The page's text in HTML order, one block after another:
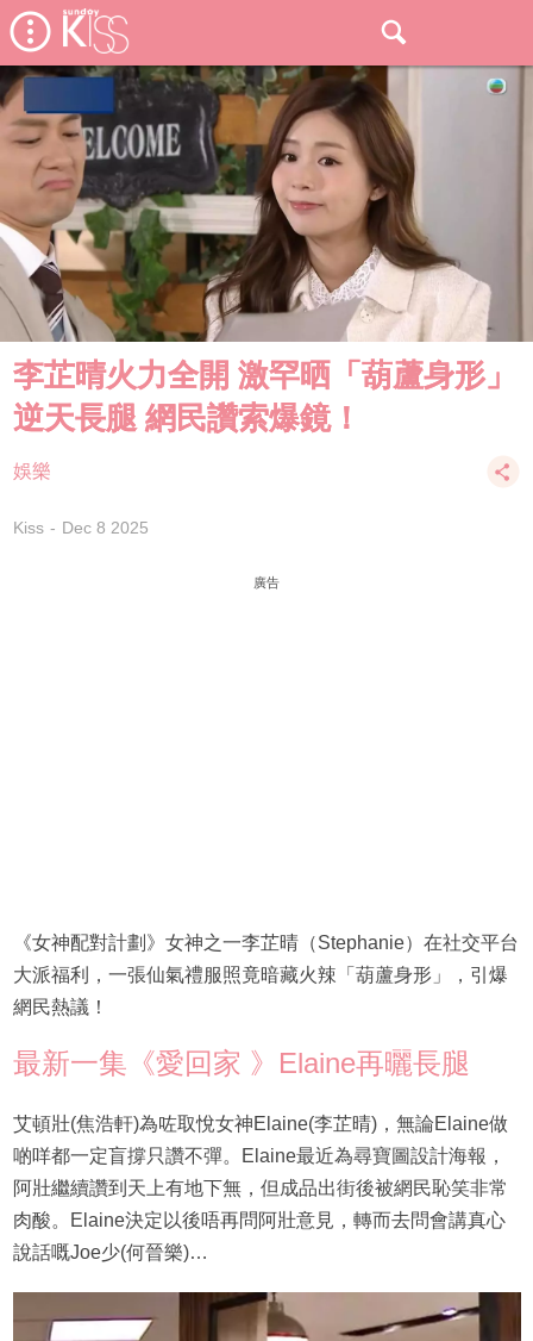
李芷晴火力全開 激罕晒「葫蘆身形」
逆天長腿 網民讚索爆鏡！
娛樂
Kiss Dec 8 2025
廣告
《女神配對計劃》女神之一李芷晴（Stephanie）在社交平台
大派福利，一張仙氣禮服照竟暗藏火辣「葫蘆身形」，引爆
網民熱議！
最新一集《愛回家 》Elaine再曬長腿
艾頓壯(焦浩軒)為咗取悅女神Elaine(李芷晴)，無論Elaine做
啲咩都一定盲撐只讚不彈。Elaine最近為尋寶圖設計海報，
阿壯繼續讚到天上有地下無，但成品出街後被網民恥笑非常
肉酸。Elaine決定以後唔再問阿壯意見，轉而去問會講真心
說話嘅Joe少(何晉樂)…